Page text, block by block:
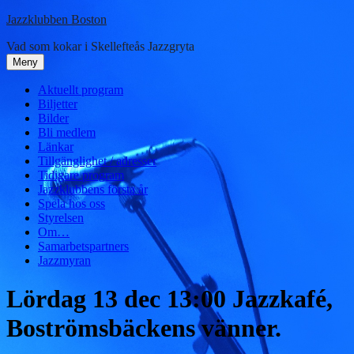
Hoppa
innehåll
Jazzklubben Boston
Vad som kokar i Skellefteås Jazzgryta
Meny
Aktuellt program
Biljetter
Bilder
Bli medlem
Länkar
Tillgänglighet / adresser
Tidigare program
Jazzklubbens första år
Spela hos oss
Styrelsen
Om…
Samarbetspartners
Jazzmyran
Lördag 13 dec 13:00 Jazzkafé,
Boströmsbäckens vänner.